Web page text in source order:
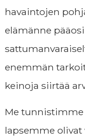
havaintojen
elämänne
enemmän
keinoja siirtää
Me tunnistimme
lapsemme olivat